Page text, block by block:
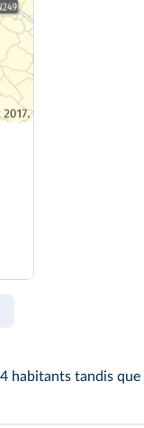
habitants tandis